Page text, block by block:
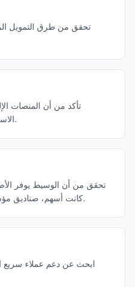
تحقق من طرق التمويل
تأكد من أن المنصات
الاستخدام وتوفر الأدوات التي تحتاجها.
تحقق من أن الوسيط يوفر
كانت أسهم، صناديق مؤشرات، فوركس، أو عملات رقمية.
ابحث عن دعم عملاء سريع